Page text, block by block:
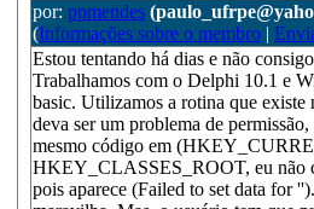
por: ppmendes
(Informações sobre o membro |
Estou tentando há dias e não
Trabalhamos com o Delphi 10.1 e
basic. Utilizamos a rotina que existe
deva ser um problema de
mesmo código em
HKEY_CLASSES_ROOT, eu não
pois aparece (Failed to set data for